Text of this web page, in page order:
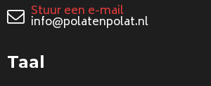
Stuur een e-mail
info@polatenpolat.nl
Taal